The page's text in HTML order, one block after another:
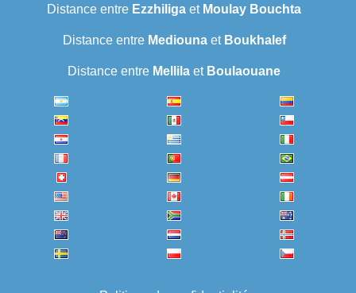
Distance entre Ezzhiliga et Moulay Bouchta
Distance entre Mediounaet Boukhalef
Distance entre Mellila et Boulaouane